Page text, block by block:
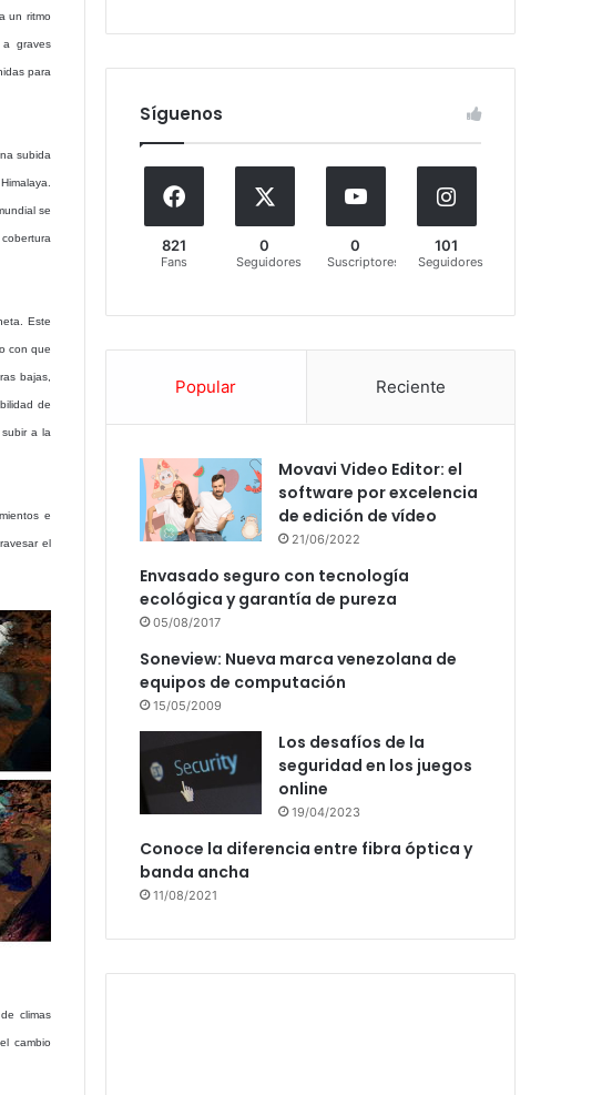
un ritmo
a graves
para
subida
se
Este
con que
bajas,
de
a la
e
el
climas
cambio
Síguenos
821
Fans
0
Seguidores
0
Suscriptores
101
Seguidores
Popular Reciente
Movavi Video Editor: el
software por excelencia
de edición de vídeo
21/06/2022
Envasado seguro con tecnología
ecológica y garantía de pureza
05/08/2017
Soneview: Nueva marca venezolana de
equipos de computación
15/05/2009
Los desafíos de la
seguridad en los juegos
online
19/04/2023
Conoce la diferencia entre fibra óptica y
banda ancha
11/08/2021